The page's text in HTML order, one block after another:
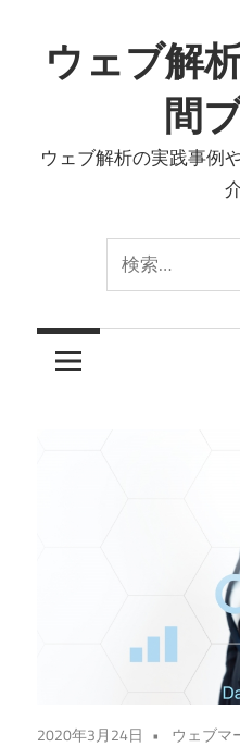
ン
へ
ウェブ解
間
ウェブ解析の実践事例
索:
2020年3月24日 ウェブマ